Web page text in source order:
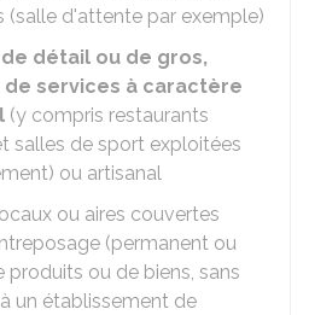
(salle d'attente par exemple)
détail ou de gros,
services à caractère
(y compris restaurants
salles de sport exploitées
ou artisanal
ou aires couvertes
(permanent ou
produits ou de biens, sans
un établissement de